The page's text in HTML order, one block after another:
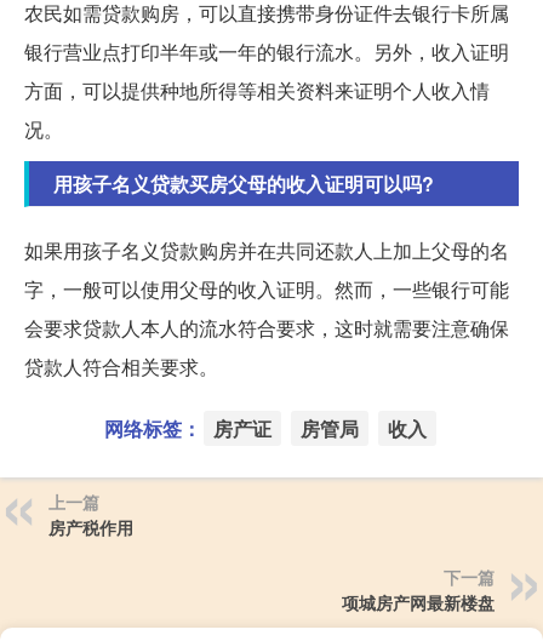
农民如需贷款购房，可以直接携带身份证件去银行卡所属
银行营业点打印半年或一年的银行流水。另外，收入证明
方面，可以提供种地所得等相关资料来证明个人收入情
况。
用孩子名义贷款买房父母的收入证明可以吗?
如果用孩子名义贷款购房并在共同还款人上加上父母的名
字，一般可以使用父母的收入证明。然而，一些银行可能
会要求贷款人本人的流水符合要求，这时就需要注意确保
贷款人符合相关要求。
网络标签： 房产证 房管局 收入
上一篇
房产税作用
下一篇
项城房产网最新楼盘